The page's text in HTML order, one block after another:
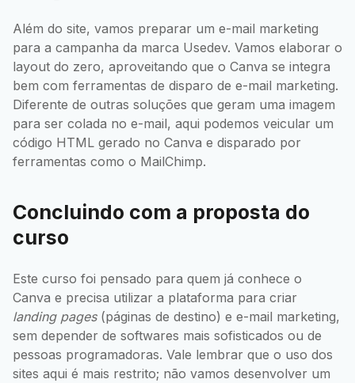
Além do site, vamos preparar um e-mail marketing
para a campanha da marca Usedev. Vamos elaborar o
layout do zero, aproveitando que o Canva se integra
bem com ferramentas de disparo de e-mail marketing.
Diferente de outras soluções que geram uma imagem
para ser colada no e-mail, aqui podemos veicular um
código HTML gerado no Canva e disparado por
ferramentas como o MailChimp.
Concluindo com a proposta do
curso
Este curso foi pensado para quem já conhece o
Canva e precisa utilizar a plataforma para criar
landing pages(páginas de destino) e e-mail marketing,
sem depender de softwares mais sofisticados ou de
pessoas programadoras. Vale lembrar que o uso dos
sites aqui é mais restrito; não vamos desenvolver um